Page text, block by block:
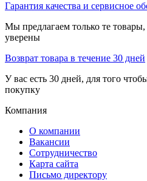
Гарантия качества и сервисное
Мы предлагаем только те
уверены
Возврат товара в течение 30 дней
У вас есть 30 дней, для того
покупку
Компания
О компании
Вакансии
Сотрудничество
Карта сайта
Письмо директору